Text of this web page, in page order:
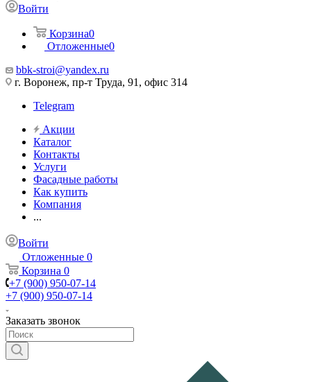
Войти
Корзина0
Отложенные0
bbk-stroi@yandex.ru
г. Воронеж, пр-т Труда, 91, офис 314
Telegram
Акции
Каталог
Контакты
Услуги
Фасадные работы
Как купить
Компания
...
Войти
Отложенные 0
Корзина 0
+7 (900) 950-07-14
+7 (900) 950-07-14
Заказать звонок